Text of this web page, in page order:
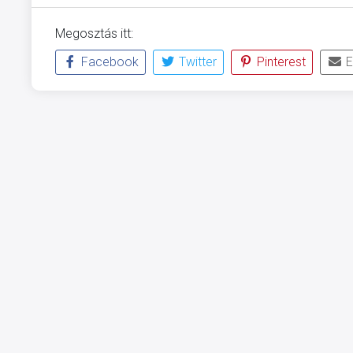
Megosztás itt:
Facebook
Twitter Pinterest